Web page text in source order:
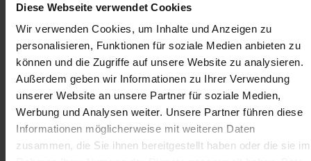
Diese Webseite verwendet Cookies
Wir verwenden Cookies, um Inhalte und Anzeigen zu
personalisieren, Funktionen für soziale Medien anbieten zu
können und die Zugriffe auf unsere Website zu analysieren.
Außerdem geben wir Informationen zu Ihrer Verwendung
unserer Website an unsere Partner für soziale Medien,
Werbung und Analysen weiter. Unsere Partner führen diese
Informationen möglicherweise mit weiteren Daten
zusammen, die Sie ihnen bereitgestellt haben oder die sie im
Gesamtkörperschaft (Berichtsbestandteil Bilanz
und GuV) sowie Steuerbilanz/en und/oder GuV/en
für den / die wirtschaftlichen Geschäftsbetrieb/e
oder Betrieb/e gewerblicher Art
(Tabellendarstellung)“ – „Steuerbilanz/en und/oder
GuV/en für den / die wirtschaftlichen
Geschäftsbetrieb/e oder Betrieb/e gewerblicher
Art (Tabellendarstellung) ohne werthaltige